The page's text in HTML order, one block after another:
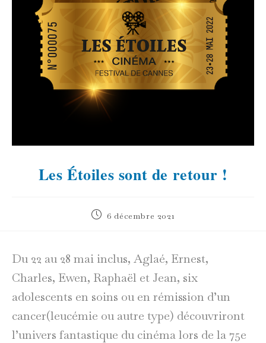
Les Étoiles sont de retour !
Publication
6 décembre 2021
Du 22 au 28 mai inclus, Aglaé, Ernest,
Charles, Ewen, Raphaël et Jean, six
adolescents en soins ou en rémission d’un
cancer(leucémie ou autre type) découvriront
l’univers fantastique du cinéma lors de la 75e